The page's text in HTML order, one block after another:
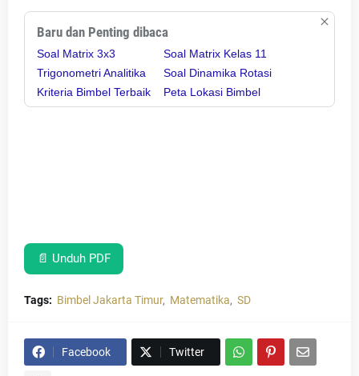
Baru dan Penting dibaca
Soal Matrix 3x3
Trigonometri Analitika
Kriteria Bimbel Terbaik
Soal Matrix Kelas 11
Soal Dinamika Rotasi
Peta Lokasi Bimbel
📄 Unduh PDF
Tags: Bimbel Jakarta Timur Matematika SD
Facebook Twitter